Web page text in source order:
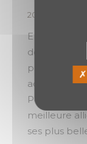
2025
En cette
des
pour vous
accorder à
Pourquoi la
meilleure
ses plus